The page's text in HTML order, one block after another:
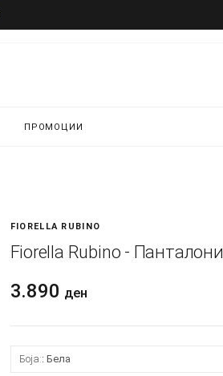
ПРОМОЦИИ
FIORELLA RUBINO
Fiorella Rubino - Панталони
3.890 ден
Боја: Бела